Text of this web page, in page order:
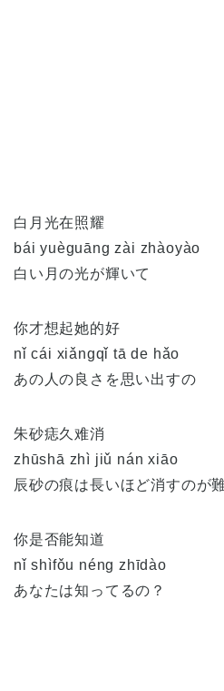
白月光在照耀
bái yuèguāng zài zhàoyào
白い月の光が輝いて
你才想起她的好
nǐ cái xiǎngqǐ tā de hǎo
あの人の良さを思い出すの
朱砂痣久难消
zhūshā zhì jiǔ nán xiāo
辰砂の痕は長いほど消すのが
你是否能知道
nǐ shìfǒu néng zhīdào
あなたは知ってるの？